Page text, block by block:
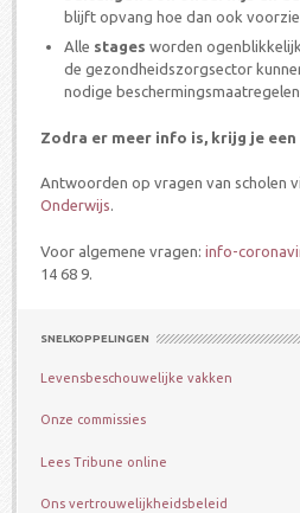
blijft opvang hoe dan ook
Alle stages worden
de gezondheidszorgsector
nodige
Zodra er meer info is, krijg je een
Antwoorden op vragen van scholen
Onderwijs.
Voor algemene vragen: info-
14 68 9.
SNELKOPPELINGEN
Levensbeschouwelijke vakken
Onze commissies
Lees Tribune online
Ons vertrouwelijkheidsbeleid